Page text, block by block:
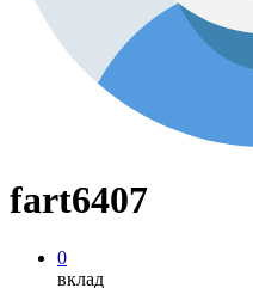
fart6407
0
вклад